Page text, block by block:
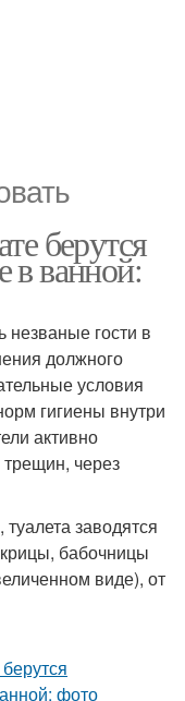
берутся
в ванной:
незваные гости в
должного
условия
гигиены внутри
активно
через
заводятся
бабочницы
виде), от